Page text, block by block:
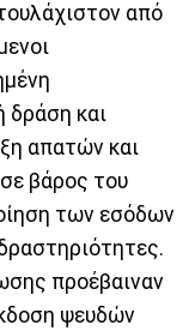
από
δράση και
απατών και
βάρος του
των εσόδων
προέβαιναν
ψευδών